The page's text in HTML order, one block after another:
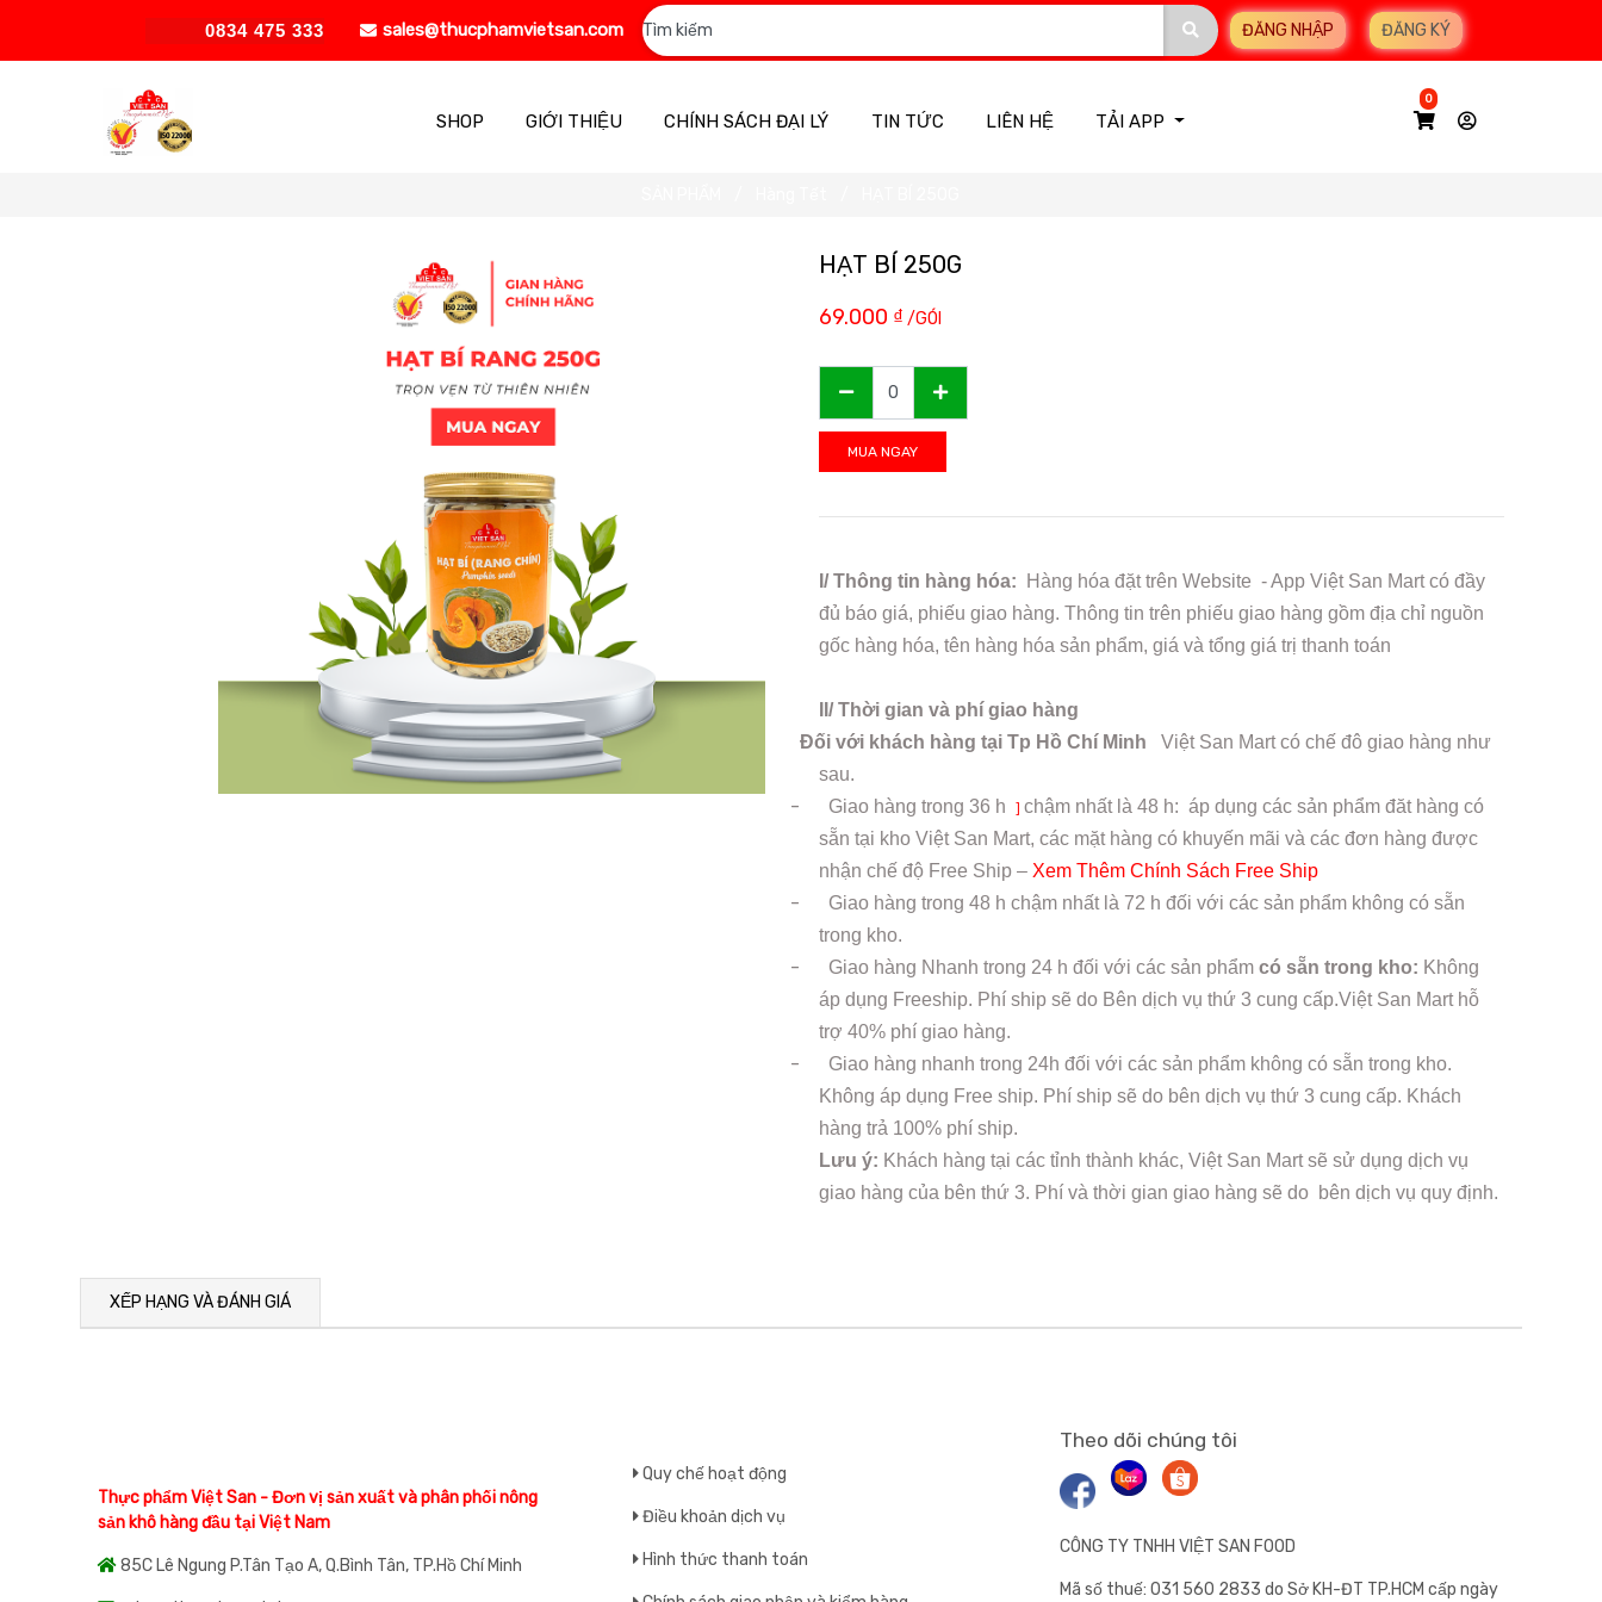
0834 475 333 sales@thucphamvietsan.com ĐĂNG NHẬP ĐĂNG KÝ
SHOP GIỚI THIỆU CHÍNH SÁCH ĐẠI LÝ TIN TỨC LIÊN HỆ TẢI APP
0
HẠT BÍ 250G
69.000 ₫ /GÓI
MUA NGAY
I/ Thông tin hàng hóa:
Hàng hóa đặt trên Website - App Việt San Mart có đầy
đủ báo giá, phiếu giao hàng. Thông tin trên phiếu giao hàng gồm địa chỉ nguồn
gốc hàng hóa, tên hàng hóa sản phẩm, giá và tổng giá trị thanh toán
II/ Thời gian và phí giao hàng
Đối với khách hàng tại Tp Hồ Chí Minh
Việt San Mart có chế đô giao hàng như
sau.
- Giao hàng trong 36 h
chậm nhất là 48 h: áp dụng các sản phẩm đăt hàng có
sẵn tại kho Việt San Mart, các mặt hàng có khuyến mãi và các đơn hàng được
nhận chế độ Free Ship – Xem Thêm Chính Sách Free Ship
-
Giao hàng trong 48 h chậm nhất là 72 h đối với các sản phẩm không có sẵn
trong kho.
- Giao hàng Nhanh trong 24 h đối với các sản phẩm có sẵn trong kho: Không
áp dụng Freeship. Phí ship sẽ do Bên dịch vụ thứ 3 cung cấp.Việt San Mart hỗ
trợ 40% phí giao hàng.
-
Giao hàng nhanh trong 24h đối với các sản phẩm không có sẵn trong kho.
Không áp dụng Free ship. Phí ship sẽ do bên dịch vụ thứ 3 cung cấp. Khách
hàng trả 100% phí ship.
Lưu ý: Khách hàng tại các tỉnh thành khác, Việt San Mart sẽ sử dụng dịch vụ
giao hàng của bên thứ 3. Phí và thời gian giao hàng sẽ do bên dịch vụ quy định.
XẾP HẠNG VÀ ĐÁNH GIÁ
Thực phẩm Việt San - Đơn vị sản xuất và phân phối nông
sản khô hàng đầu tại Việt Nam
85C Lê Ngung P.Tân Tạo A, Q.Bình Tân, TP.Hồ Chí Minh
Quy chế hoạt động
Điều khoản dịch vụ
Hình thức thanh toán
Theo dõi chúng tôi
CÔNG TY TNHH VIỆT SAN FOOD
Mã số thuế: 031 560 2833 do Sở KH-ĐT TP.HCM cấp ngày